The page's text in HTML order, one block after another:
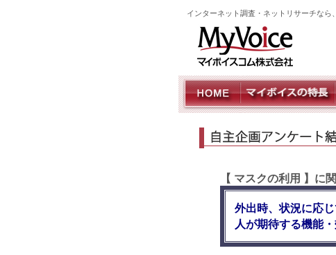
インターネット調査・ネットリサーチなら
【 マスクの利用 】に
外出時、状況に応
人が期待する機能